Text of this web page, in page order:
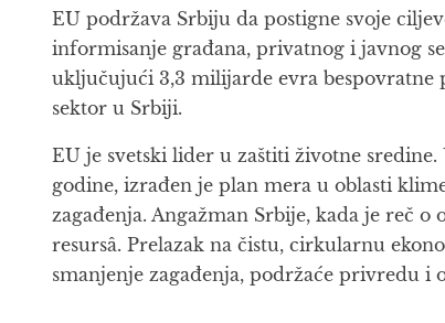
EU podržava Srbiju da postigne svoje
informisanje građana, privatnog i javnog
uključujući 3,3 milijarde evra bespovratne
sektor u Srbiji.
EU je svetski lider u zaštiti životne
godine, izrađen je plan mera u oblasti
zagađenja. Angažman Srbije, kada je reč
resursâ. Prelazak na čistu, cirkularnu
smanjenje zagađenja, podržaće privredu i